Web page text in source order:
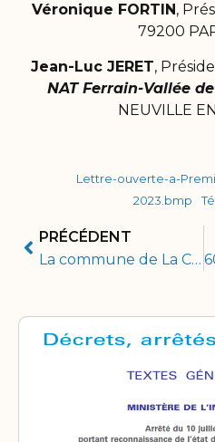
Véronique FORTIN ,
79200
Jean-Luc JERET,
NAT Ferrain-Vallée
NEUVILLE
Lettre-ouverte-a-
2023.bmp
PRÉCÉDENT
La commune de La Chapelle-d’Aligné n’a pas été reconnue en état de catastrophe naturelle pour l’année 2021